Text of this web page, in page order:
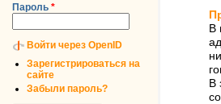
Пароль *
Войти через OpenID
Зарегистрироваться на
сайте
Забыли пароль?
В
В